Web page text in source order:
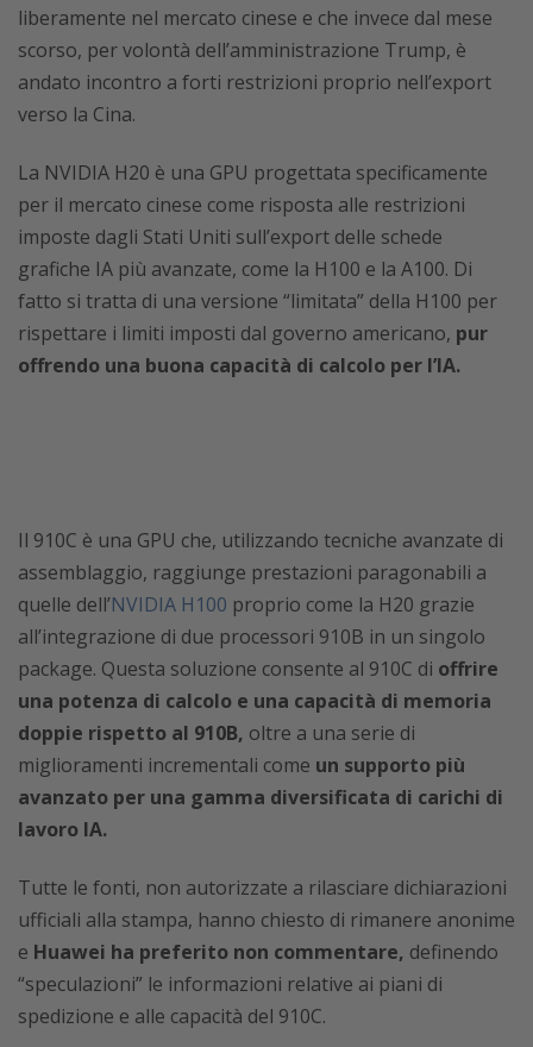
liberamente nel mercato cinese e che invece dal mese
scorso, per volontà dell’amministrazione Trump, è
andato incontro a forti restrizioni proprio nell’export
verso la Cina.
La NVIDIA H20 è una GPU progettata specificamente
per il mercato cinese come risposta alle restrizioni
imposte dagli Stati Uniti sull’export delle schede
grafiche IA più avanzate, come la H100 e la A100. Di
fatto si tratta di una versione “limitata” della H100 per
rispettare i limiti imposti dal governo americano, pur
offrendo una buona capacità di calcolo per l’IA.
Il 910C è una GPU che, utilizzando tecniche avanzate di
assemblaggio, raggiunge prestazioni paragonabili a
quelle dell’NVIDIA H100 proprio come la H20 grazie
all’integrazione di due processori 910B in un singolo
package. Questa soluzione consente al 910C di offrire
una potenza di calcolo e una capacità di memoria
doppie rispetto al 910B, oltre a una serie di
miglioramenti incrementali come un supporto più
avanzato per una gamma diversificata di carichi di
lavoro IA.
Tutte le fonti, non autorizzate a rilasciare dichiarazioni
ufficiali alla stampa, hanno chiesto di rimanere anonime
e Huawei ha preferito non commentare, definendo
“speculazioni” le informazioni relative ai piani di
spedizione e alle capacità del 910C.